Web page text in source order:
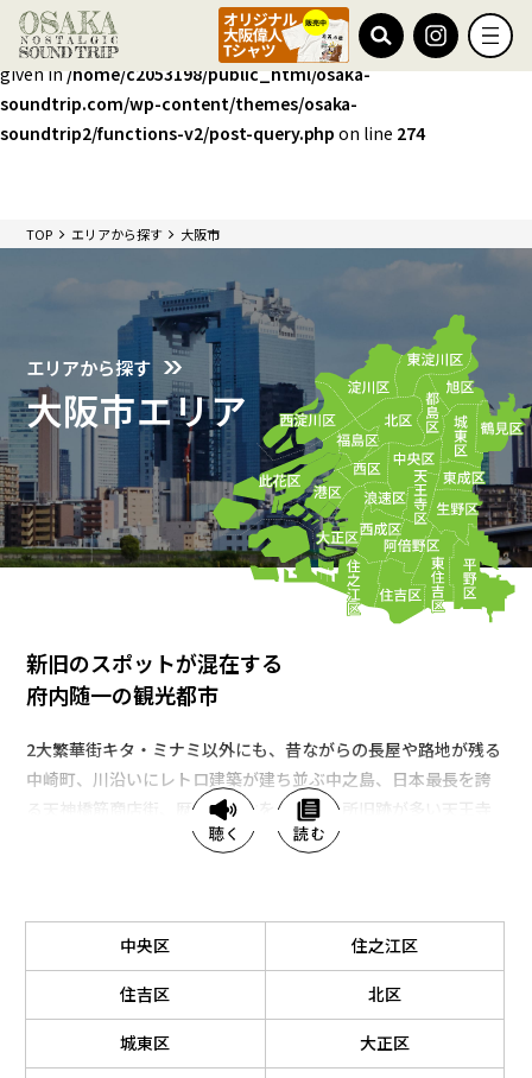
Warning: foreach() argument must be of type array|object, false
given in/home/c2053198/public_html/osaka-
soundtrip.com/wp-content/themes/osaka-
soundtrip2/functions-v2/post-query.php on line 274
TOP エリアから探す 大阪市
エリアから探す
大阪市エリア
新旧のスポットが混在する
府内随一の観光都市
2大繁華街キタ・ミナミ以外にも、昔ながらの長屋や路地が残る
中崎町、川沿いにレトロ建築が建ち並ぶ中之島、日本最長を誇
る天神橋筋商店街、歴史や文化を感じる名所旧跡が多い天王寺
周辺など、エリアによって多彩な顔を見せる大阪市。気になる
中央区 住之江区
住吉区 北区
城東区 大正区